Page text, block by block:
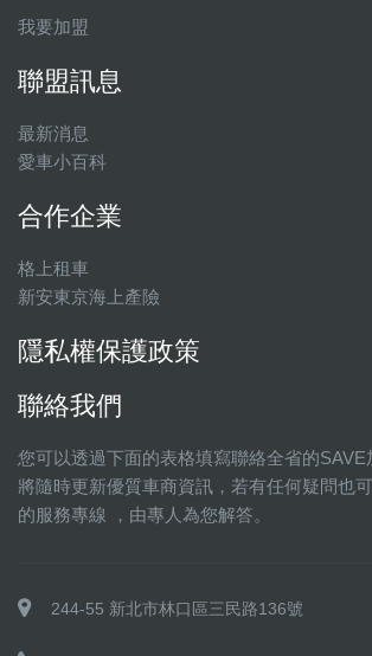
我要加盟
聯盟訊息
最新消息
愛車小百科
合作企業
格上租車
新安東京海上產險
隱私權保護政策
聯絡我們
您可以透過下面的表格填寫聯絡全省的
將隨時更新優質車商資訊，若有任何疑問也
的服務專線 ，由專人為您解答。
244-55 新北市林口區三民路136號